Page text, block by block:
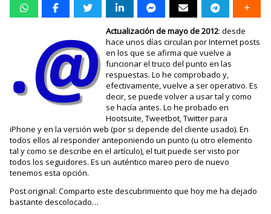
Actualización de mayo de 2012: desde
hace unos días circulan por Internet posts
en los que se afirma que vuelve a
funcionar el truco del punto en las
respuestas. Lo he comprobado y,
efectivamente, vuelve a ser operativo. Es
decir, se puede volver a usar tal y como
se hacía antes. Lo he probado en
Hootsuite, Tweetbot, Twitter para
iPhone y en la versión web (por si depende del cliente usado). En
todos ellos al responder anteponiendo un punto (u otro elemento
tal y como se describe en el artículo), el tuit puede ser visto por
todos los seguidores. Es un auténtico mareo pero de nuevo
tenemos esta opción.
Post original: Comparto este descubrimiento que hoy me ha dejado
bastante descolocado…